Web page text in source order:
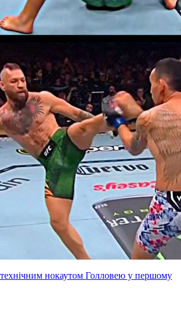
нокаутом Голловею у першому